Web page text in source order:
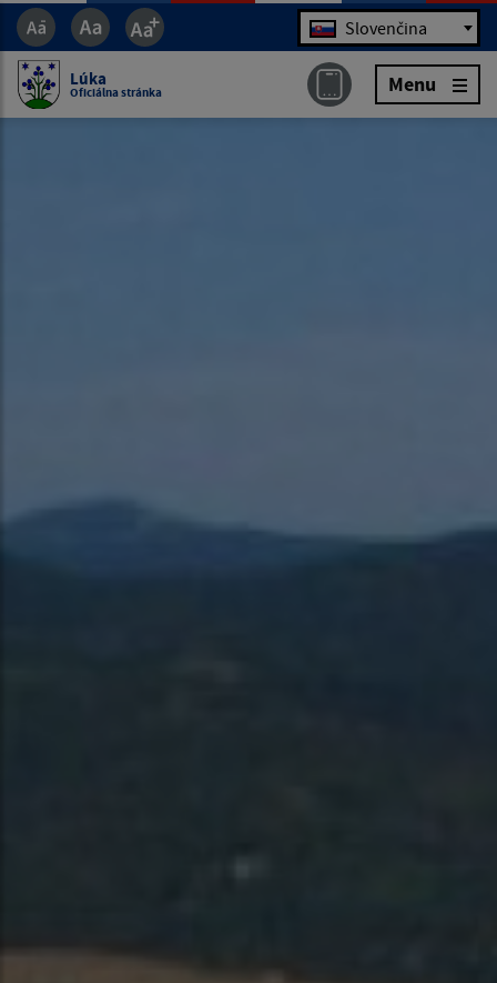
Jazyk Slovenčina
Lúka
Oficiálna stránka Menu